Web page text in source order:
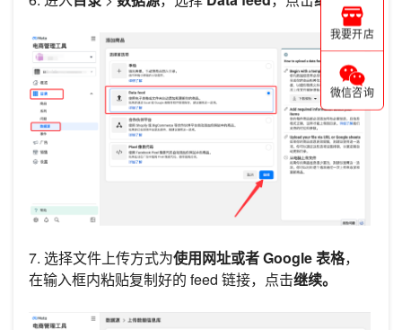
7. 选择文件上传方式为使用网址或者 Google 表格，
在输入框内粘贴复制好的 feed 链接，点击继续。
我要开店
微信咨询